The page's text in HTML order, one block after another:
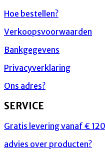
Hoe bestellen?
Verkoopsvoorwaarden
Bankgegevens
Privacyverklaring
Ons adres?
SERVICE
Gratis levering vanaf € 120
advies over producten?